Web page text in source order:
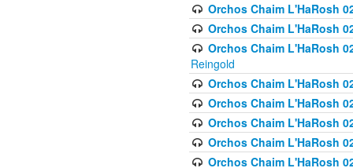
Orchos Chaim L'HaRosh
Orchos Chaim L'HaRosh
Orchos Chaim L'HaRosh
Reingold
Orchos Chaim L'HaRosh
Orchos Chaim L'HaRosh
Orchos Chaim L'HaRosh
Orchos Chaim L'HaRosh
Orchos Chaim L'HaRosh